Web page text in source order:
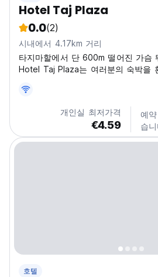
Hotel Taj Plaza
0.0(2)
시내에서 4.17km 거리
타지마할에서 단 600m 떨어진 가슴
Hotel Taj Plaza는 여러분의 숙박을
개인실 최저가격
€4.59
예
습
호텔